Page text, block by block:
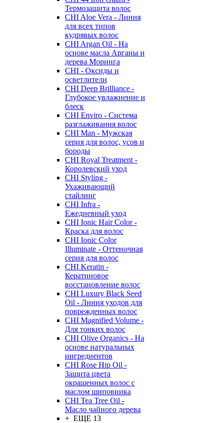
Термозащита волос
CHI Aloe Vera - Линия
для всех типов
кудрявых волос
CHI Argan Oil - На
основе масла Арганы и
дерева Моринга
CHI - Оксиды и
осветлители
CHI Deep Brilliance -
Глубокое увлажнение и
блеск
CHI Enviro - Система
разглаживания волос
CHI Man - Мужская
серия для волос, усов и
бороды
CHI Royal Treatment -
Королевский уход
CHI Styling -
Ухаживающий
стайлинг
CHI Infra -
Ежедневный уход
CHI Ionic Hair Color -
Краска для волос
CHI Ionic Color
Illuminate - Оттеночная
серия для волос
CHI Keratin -
Кератиновое
восстановление волос
CHI Luxury Black Seed
Oil - Линия уходов для
поврежденных волос
CHI Magnified Volume -
Для тонких волос
CHI Olive Organics - На
основе натуральных
ингредиентов
CHI Rose Hip Oil -
Защита цвета
окрашенных волос с
маслом шиповника
CHI Tea Tree Oil -
Масло чайного дерева
+ ЕЩЕ 13